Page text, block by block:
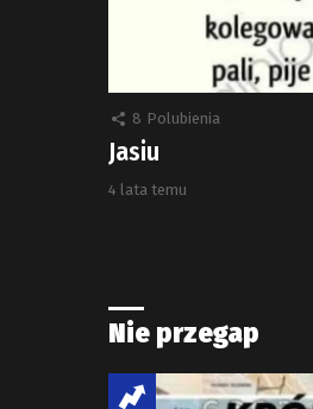
8 Polubienia
Jasiu
4 lata temu
Nie przegap